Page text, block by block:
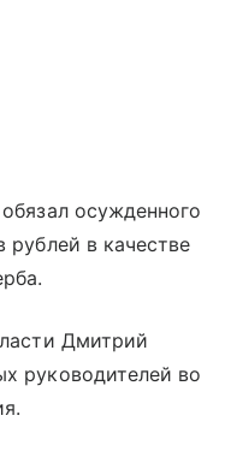
осужденного
рублей в качестве
Дмитрий
руководителей во